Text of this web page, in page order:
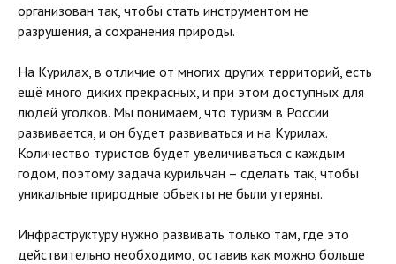
организован так, чтобы стать инструментом не
разрушения, а сохранения природы.
На Курилах, в отличие от многих других территорий, есть
ещё много диких прекрасных, и при этом доступных для
людей уголков. Мы понимаем, что туризм в России
развивается, и он будет развиваться и на Курилах.
Количество туристов будет увеличиваться с каждым
годом, поэтому задача курильчан – сделать так, чтобы
уникальные природные объекты не были утеряны.
Инфраструктуру нужно развивать только там, где это
действительно необходимо, оставив как можно больше